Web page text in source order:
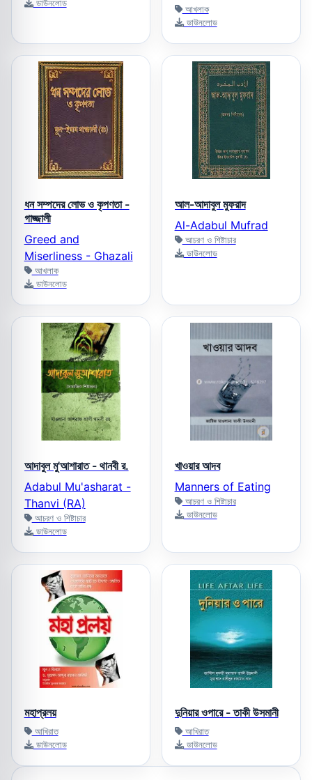
ডাউনলোড
আখলাক
ডাউনলোড
ধন সম্পদের লোভ ও কৃপণতা -
গাজ্জালী
Greed and
Miserliness - Ghazali
আখলাক
ডাউনলোড
আল-আদাবুল মুফরাদ
Al-Adabul Mufrad
আচরণ ও শিষ্টাচার
ডাউনলোড
আদাবুল মু'আশারাত - থানবী র.
Adabul Mu'asharat -
Thanvi (RA)
আচরণ ও শিষ্টাচার
ডাউনলোড
খাওয়ার আদব
Manners of Eating
আচরণ ও শিষ্টাচার
ডাউনলোড
মহাপ্রলয়
আখিরাত
ডাউনলোড
দুনিয়ার ওপারে - তাকী উসমানী
আখিরাত
ডাউনলোড